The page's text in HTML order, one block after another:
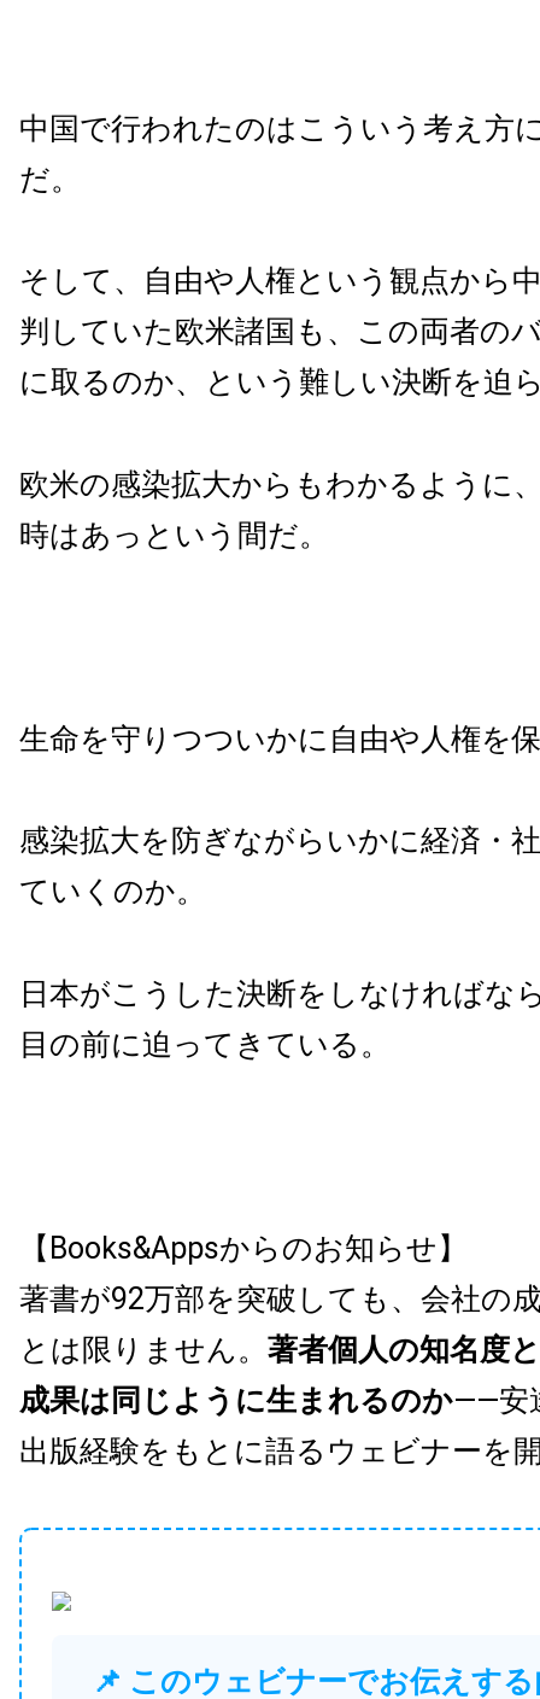
中国で行われたのはこういう考え方
だ。
そして、自由や人権という観点から
判していた欧米諸国も、この両者の
に取るのか、という難しい決断を迫
欧米の感染拡大からもわかるように
時はあっという間だ。
生命を守りつついかに自由や人権を
感染拡大を防ぎながらいかに経済・
ていくのか。
日本がこうした決断をしなければな
目の前に迫ってきている。
【Books&Appsからのお知らせ】
著書が92万部を突破しても、会社の
とは限りません。 著者個人の知名度
成果は同じように生まれるのか——安
出版経験をもとに語るウェビナーを
📌 このウェビナーでお伝えす